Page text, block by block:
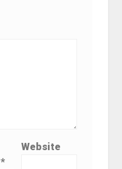
*
Website